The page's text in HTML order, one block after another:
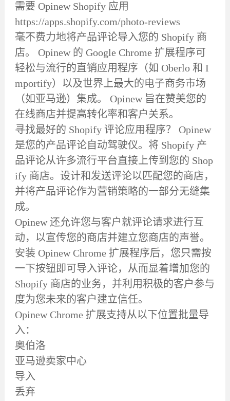
需要 Opinew Shopify 应用
https://apps.shopify.com/photo-reviews
毫不费力地将产品评论导入您的 Shopify 商
店。 Opinew 的 Google Chrome 扩展程序可
轻松与流行的直销应用程序（如 Oberlo 和 I
mportify）以及世界上最大的电子商务市场
（如亚马逊）集成。 Opinew 旨在赞美您的
在线商店并提高转化率和客户关系。
寻找最好的 Shopify 评论应用程序？ Opinew
是您的产品评论自动驾驶仪。将 Shopify 产
品评论从许多流行平台直接上传到您的 Shop
ify 商店。设计和发送评论以匹配您的商店，
并将产品评论作为营销策略的一部分无缝集
成。
Opinew 还允许您与客户就评论请求进行互
动，以宣传您的商店并建立您商店的声誉。
安装 Opinew Chrome 扩展程序后，您只需按
一下按钮即可导入评论，从而显着增加您的
Shopify 商店的业务，并利用积极的客户参与
度为您未来的客户建立信任。
Opinew Chrome 扩展支持从以下位置批量导
入：
奥伯洛
亚马逊卖家中心
导入
丢弃